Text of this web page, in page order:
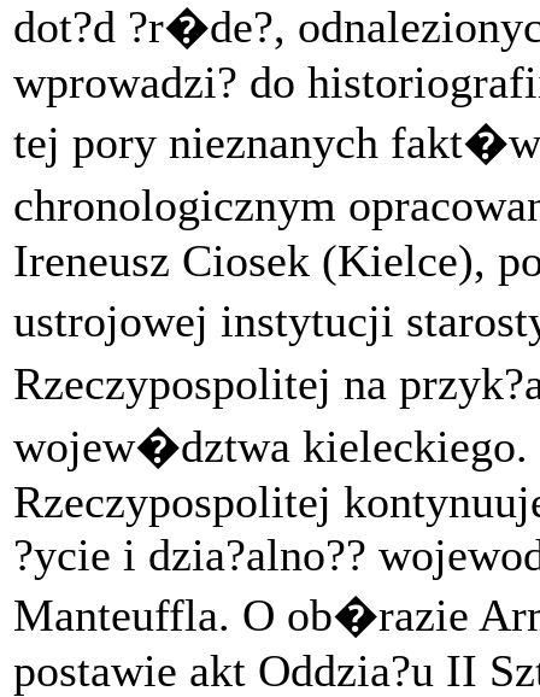
dot?d ?r�de?,
wprowadzi? do
tej pory nieznanych
chronologicznym
Ireneusz Ciosek (Kielce),
ustrojowej instytucji
Rzeczypospolitej na
wojew�dztwa kieleckiego.
Rzeczypospolitej
?ycie i dzia?alno??
Manteuffla. O ob�razie
postawie akt Oddzia?u II